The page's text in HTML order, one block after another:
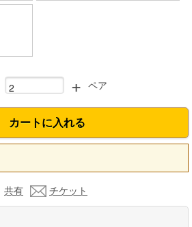
+ ペア
カートに入れる
共有 チケット